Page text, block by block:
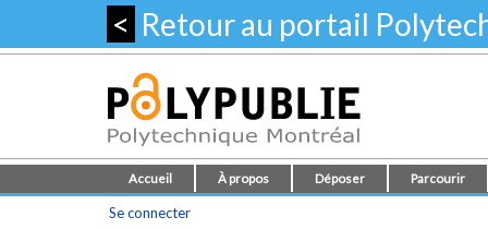
< Retour au portail
Accueil À propos Déposer Parcourir
Se connecter